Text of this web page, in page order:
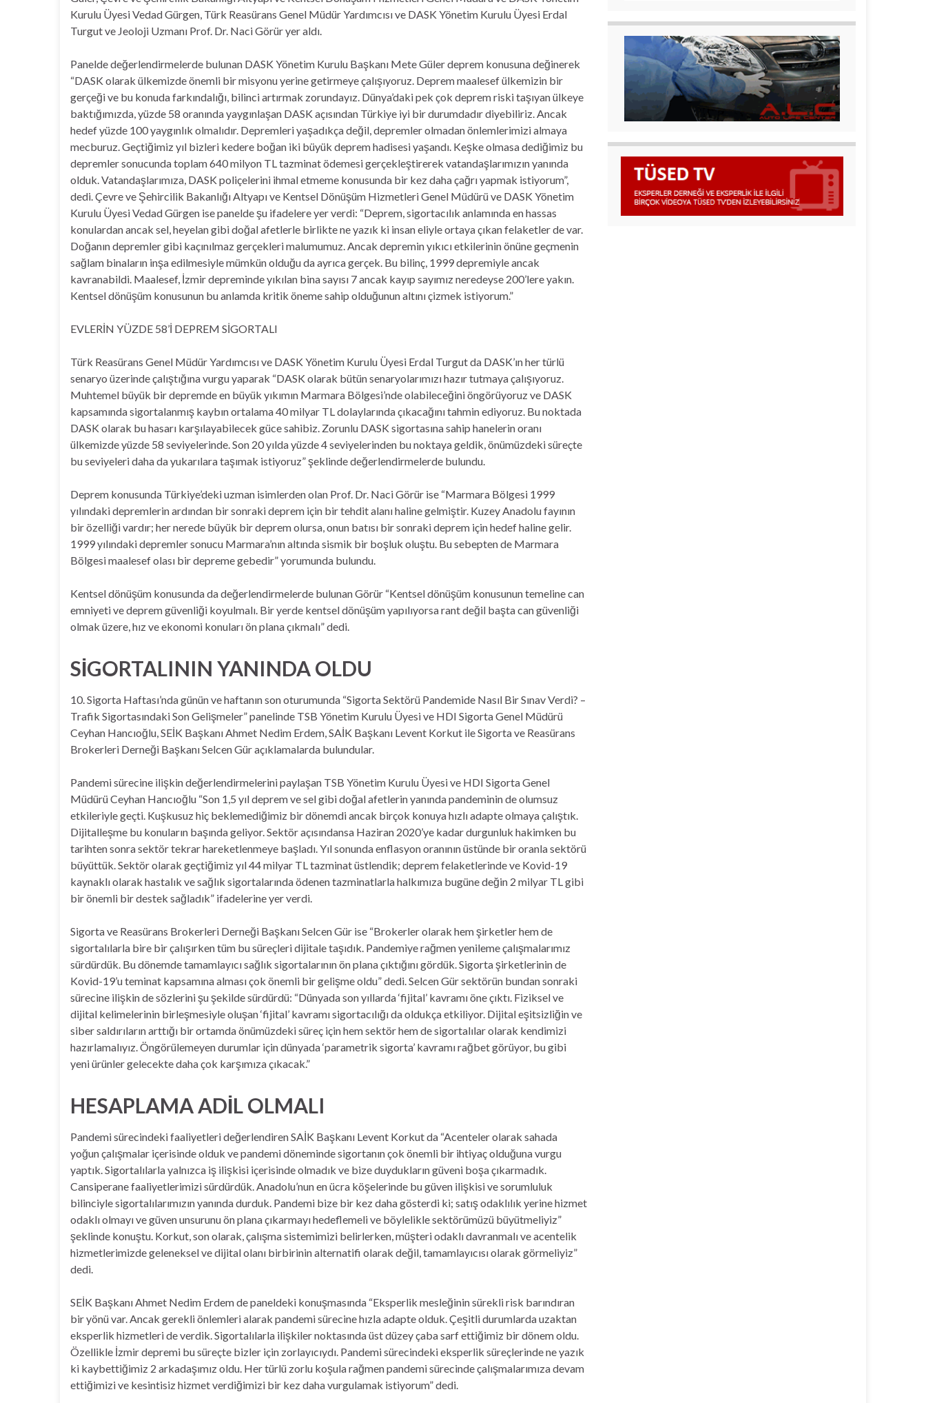
Kurulu Üyesi Vedad Gürgen, Türk Reasürans Genel Müdür Yardımcısı ve DASK Yönetim Kurulu Üyesi Erdal
Turgut ve Jeoloji Uzmanı Prof. Dr. Naci Görür yer aldı.
Panelde değerlendirmelerde bulunan DASK Yönetim Kurulu Başkanı Mete Güler deprem konusuna değinerek
“DASK olarak ülkemizde önemli bir misyonu yerine getirmeye çalışıyoruz. Deprem maalesef ülkemizin bir
gerçeği ve bu konuda farkındalığı, bilinci artırmak zorundayız. Dünya’daki pek çok deprem riski taşıyan ülkeye
baktığımızda, yüzde 58 oranında yaygınlaşan DASK açısından Türkiye iyi bir durumdadır diyebiliriz. Ancak
hedef yüzde 100 yaygınlık olmalıdır. Depremleri yaşadıkça değil, depremler olmadan önlemlerimizi almaya
mecburuz. Geçtiğimiz yıl bizleri kedere boğan iki büyük deprem hadisesi yaşandı. Keşke olmasa dediğimiz bu
depremler sonucunda toplam 640 milyon TL tazminat ödemesi gerçekleştirerek vatandaşlarımızın yanında
olduk. Vatandaşlarımıza, DASK poliçelerini ihmal etmeme konusunda bir kez daha çağrı yapmak istiyorum”,
dedi. Çevre ve Şehircilik Bakanlığı Altyapı ve Kentsel Dönüşüm Hizmetleri Genel Müdürü ve DASK Yönetim
Kurulu Üyesi Vedad Gürgen ise panelde şu ifadelere yer verdi: “Deprem, sigortacılık anlamında en hassas
konulardan ancak sel, heyelan gibi doğal afetlerle birlikte ne yazık ki insan eliyle ortaya çıkan felaketler de var.
Doğanın depremler gibi kaçınılmaz gerçekleri malumumuz. Ancak depremin yıkıcı etkilerinin önüne geçmenin
sağlam binaların inşa edilmesiyle mümkün olduğu da ayrıca gerçek. Bu bilinç, 1999 depremiyle ancak
kavranabildi. Maalesef, İzmir depreminde yıkılan bina sayısı 7 ancak kayıp sayımız neredeyse 200’lere yakın.
Kentsel dönüşüm konusunun bu anlamda kritik öneme sahip olduğunun altını çizmek istiyorum.”
EVLERİN YÜZDE 58’İ DEPREM SİGORTALI
Türk Reasürans Genel Müdür Yardımcısı ve DASK Yönetim Kurulu Üyesi Erdal Turgut da DASK’ın her türlü
senaryo üzerinde çalıştığına vurgu yaparak “DASK olarak bütün senaryolarımızı hazır tutmaya çalışıyoruz.
Muhtemel büyük bir depremde en büyük yıkımın Marmara Bölgesi’nde olabileceğini öngörüyoruz ve DASK
kapsamında sigortalanmış kaybın ortalama 40 milyar TL dolaylarında çıkacağını tahmin ediyoruz. Bu noktada
DASK olarak bu hasarı karşılayabilecek güce sahibiz. Zorunlu DASK sigortasına sahip hanelerin oranı
ülkemizde yüzde 58 seviyelerinde. Son 20 yılda yüzde 4 seviyelerinden bu noktaya geldik, önümüzdeki süreçte
bu seviyeleri daha da yukarılara taşımak istiyoruz” şeklinde değerlendirmelerde bulundu.
Deprem konusunda Türkiye’deki uzman isimlerden olan Prof. Dr. Naci Görür ise “Marmara Bölgesi 1999
yılındaki depremlerin ardından bir sonraki deprem için bir tehdit alanı haline gelmiştir. Kuzey Anadolu fayının
bir özelliği vardır; her nerede büyük bir deprem olursa, onun batısı bir sonraki deprem için hedef haline gelir.
1999 yılındaki depremler sonucu Marmara’nın altında sismik bir boşluk oluştu. Bu sebepten de Marmara
Bölgesi maalesef olası bir depreme gebedir” yorumunda bulundu.
Kentsel dönüşüm konusunda da değerlendirmelerde bulunan Görür “Kentsel dönüşüm konusunun temeline can
emniyeti ve deprem güvenliği koyulmalı. Bir yerde kentsel dönüşüm yapılıyorsa rant değil başta can güvenliği
olmak üzere, hız ve ekonomi konuları ön plana çıkmalı” dedi.
SİGORTALININ YANINDA OLDU
10. Sigorta Haftası’nda günün ve haftanın son oturumunda “Sigorta Sektörü Pandemide Nasıl Bir Sınav Verdi? –
Trafik Sigortasındaki Son Gelişmeler” panelinde TSB Yönetim Kurulu Üyesi ve HDI Sigorta Genel Müdürü
Ceyhan Hancıoğlu, SEİK Başkanı Ahmet Nedim Erdem, SAİK Başkanı Levent Korkut ile Sigorta ve Reasürans
Brokerleri Derneği Başkanı Selcen Gür açıklamalarda bulundular.
Pandemi sürecine ilişkin değerlendirmelerini paylaşan TSB Yönetim Kurulu Üyesi ve HDI Sigorta Genel
Müdürü Ceyhan Hancıoğlu “Son 1,5 yıl deprem ve sel gibi doğal afetlerin yanında pandeminin de olumsuz
etkileriyle geçti. Kuşkusuz hiç beklemediğimiz bir dönemdi ancak birçok konuya hızlı adapte olmaya çalıştık.
Dijitalleşme bu konuların başında geliyor. Sektör açısındansa Haziran 2020’ye kadar durgunluk hakimken bu
tarihten sonra sektör tekrar hareketlenmeye başladı. Yıl sonunda enflasyon oranının üstünde bir oranla sektörü
büyüttük. Sektör olarak geçtiğimiz yıl 44 milyar TL tazminat üstlendik; deprem felaketlerinde ve Kovid-19
kaynaklı olarak hastalık ve sağlık sigortalarında ödenen tazminatlarla halkımıza bugüne değin 2 milyar TL gibi
bir önemli bir destek sağladık” ifadelerine yer verdi.
Sigorta ve Reasürans Brokerleri Derneği Başkanı Selcen Gür ise “Brokerler olarak hem şirketler hem de
sigortalılarla bire bir çalışırken tüm bu süreçleri dijitale taşıdık. Pandemiye rağmen yenileme çalışmalarımız
sürdürdük. Bu dönemde tamamlayıcı sağlık sigortalarının ön plana çıktığını gördük. Sigorta şirketlerinin de
Kovid-19’u teminat kapsamına alması çok önemli bir gelişme oldu” dedi. Selcen Gür sektörün bundan sonraki
sürecine ilişkin de sözlerini şu şekilde sürdürdü: “Dünyada son yıllarda ‘fijital’ kavramı öne çıktı. Fiziksel ve
dijital kelimelerinin birleşmesiyle oluşan ‘fijital’ kavramı sigortacılığı da oldukça etkiliyor. Dijital eşitsizliğin ve
siber saldırıların arttığı bir ortamda önümüzdeki süreç için hem sektör hem de sigortalılar olarak kendimizi
hazırlamalıyız. Öngörülemeyen durumlar için dünyada ‘parametrik sigorta’ kavramı rağbet görüyor, bu gibi
yeni ürünler gelecekte daha çok karşımıza çıkacak.”
HESAPLAMA ADİL OLMALI
Pandemi sürecindeki faaliyetleri değerlendiren SAİK Başkanı Levent Korkut da “Acenteler olarak sahada
yoğun çalışmalar içerisinde olduk ve pandemi döneminde sigortanın çok önemli bir ihtiyaç olduğuna vurgu
yaptık. Sigortalılarla yalnızca iş ilişkisi içerisinde olmadık ve bize duydukların güveni boşa çıkarmadık.
Cansiperane faaliyetlerimizi sürdürdük. Anadolu’nun en ücra köşelerinde bu güven ilişkisi ve sorumluluk
bilinciyle sigortalılarımızın yanında durduk. Pandemi bize bir kez daha gösterdi ki; satış odaklılık yerine hizmet
odaklı olmayı ve güven unsurunu ön plana çıkarmayı hedeflemeli ve böylelikle sektörümüzü büyütmeliyiz”
şeklinde konuştu. Korkut, son olarak, çalışma sistemimizi belirlerken, müşteri odaklı davranmalı ve acentelik
hizmetlerimizde geleneksel ve dijital olanı birbirinin alternatifi olarak değil, tamamlayıcısı olarak görmeliyiz”
dedi.
SEİK Başkanı Ahmet Nedim Erdem de paneldeki konuşmasında “Eksperlik mesleğinin sürekli risk barındıran
bir yönü var. Ancak gerekli önlemleri alarak pandemi sürecine hızla adapte olduk. Çeşitli durumlarda uzaktan
eksperlik hizmetleri de verdik. Sigortalılarla ilişkiler noktasında üst düzey çaba sarf ettiğimiz bir dönem oldu.
Özellikle İzmir depremi bu süreçte bizler için zorlayıcıydı. Pandemi sürecindeki eksperlik süreçlerinde ne yazık
ki kaybettiğimiz 2 arkadaşımız oldu. Her türlü zorlu koşula rağmen pandemi sürecinde çalışmalarımıza devam
ettiğimizi ve kesintisiz hizmet verdiğimizi bir kez daha vurgulamak istiyorum” dedi.